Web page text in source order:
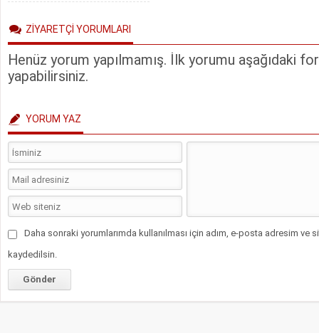
ZİYARETÇİ YORUMLARI
Henüz yorum yapılmamış. İlk yorumu aşağıdaki
yapabilirsiniz.
YORUM YAZ
Daha sonraki yorumlarımda kullanılması için adım, e-posta adresim ve
kaydedilsin.